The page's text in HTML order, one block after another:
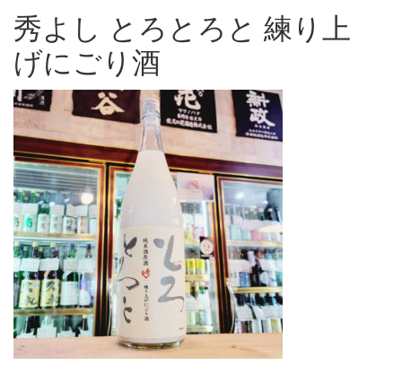
秀よし とろとろと 練り上
げにごり酒